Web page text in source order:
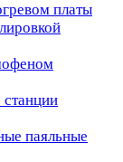
платы
паяльные